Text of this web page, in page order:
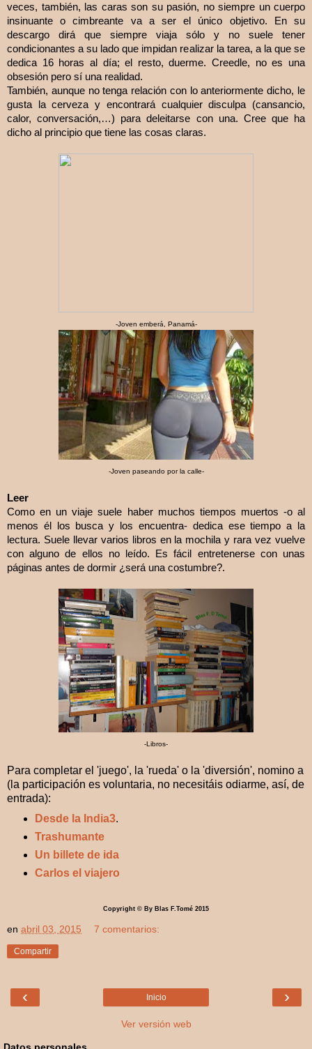
veces, también, las caras son su pasión, no siempre un cuerpo
insinuante o cimbreante va a ser el único objetivo. En su
descargo dirá que siempre viaja sólo y no suele tener
condicionantes a su lado que impidan realizar la tarea, a la que se
dedica 16 horas al día; el resto, duerme. Creedle, no es una
obsesión pero sí una realidad.
También, aunque no tenga relación con lo anteriormente dicho, le
gusta la cerveza y encontrará cualquier disculpa (cansancio,
calor, conversación,…) para deleitarse con una. Cree que ha
dicho al principio que tiene las cosas claras.
-Joven emberá, Panamá-
-Joven paseando por la calle-
Leer
Como en un viaje suele haber muchos tiempos muertos -o al
menos él los busca y los encuentra- dedica ese tiempo a la
lectura. Suele llevar varios libros en la mochila y rara vez vuelve
con alguno de ellos no leído. Es fácil entretenerse con unas
páginas antes de dormir ¿será una costumbre?.
-Libros-
Para completar el 'juego', la 'rueda' o la 'diversión', nomino a
(la participación es voluntaria, no necesitáis odiarme, así, de
entrada):
Desde la India3.
Trashumante
Un billete de ida
Carlos el viajero
Copyright © By Blas F.Tomé 2015
en abril 03, 2015 7 comentarios:
Compartir
‹ ›
Inicio
Ver versión web